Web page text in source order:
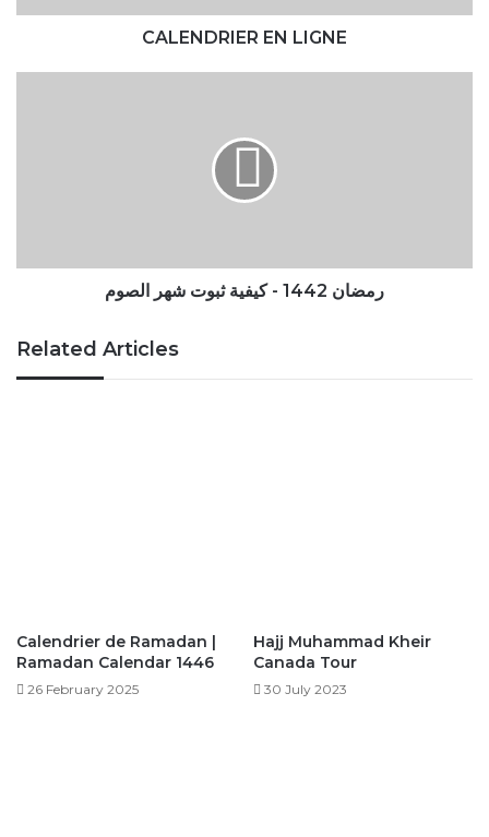
CALENDRIER EN LIGNE
رمضان 1442 - كيفية ثبوت شهر الصوم
Related Articles
Calendrier de Ramadan |
Ramadan Calendar 1446
26 February 2025
Hajj Muhammad Kheir
Canada Tour
30 July 2023